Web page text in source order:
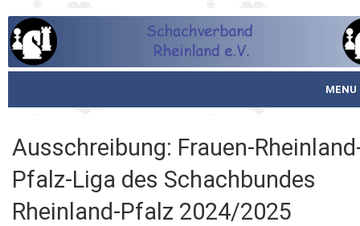
MENU
Spielbetrieb
Ausschreibung: Frauen-
Pfalz-Liga des Schachbundes
Rheinland-Pfalz 2024/2025